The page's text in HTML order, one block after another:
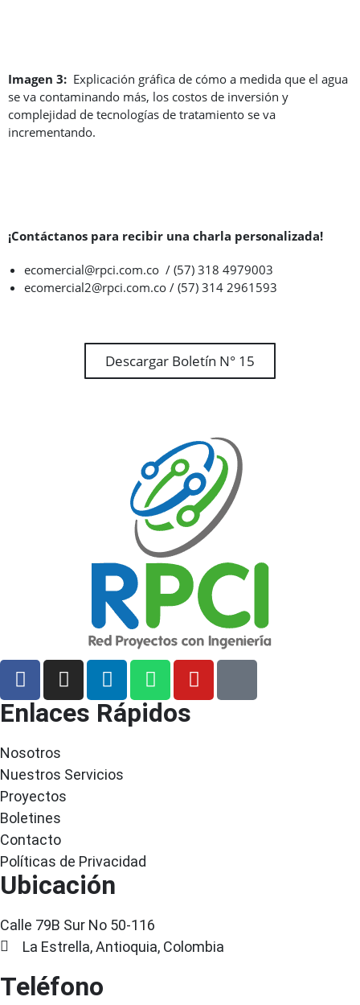
Imagen 3: Explicación gráfica de cómo a medida que el agua
se va contaminando más, los costos de inversión y
complejidad de tecnologías de tratamiento se va
incrementando.
¡Contáctanos para recibir una charla personalizada!
ecomercial@rpci.com.co / (57) 318 4979003
ecomercial2@rpci.com.co / (57) 314 2961593
Descargar Boletín N° 15
Enlaces Rápidos
Nosotros
Nuestros Servicios
Proyectos
Boletines
Contacto
Políticas de Privacidad
Ubicación
Calle 79B Sur No 50-116
La Estrella, Antioquia, Colombia
Teléfono